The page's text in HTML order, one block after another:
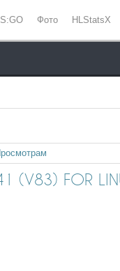
Фото HLStatsX
(V83) FOR